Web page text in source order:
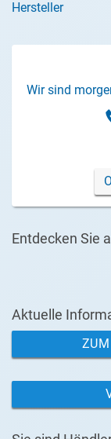
Hersteller
Wir sind
Entdecken Sie
Aktuelle